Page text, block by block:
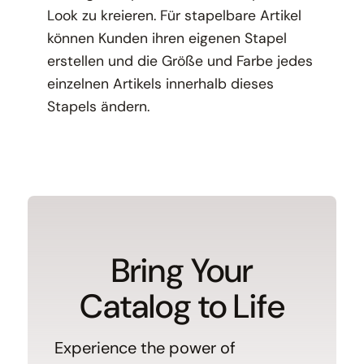
Look zu kreieren. Für stapelbare Artikel
können Kunden ihren eigenen Stapel
erstellen und die Größe und Farbe jedes
einzelnen Artikels innerhalb dieses
Stapels ändern.
Bring Your
Catalog to Life
Experience the power of